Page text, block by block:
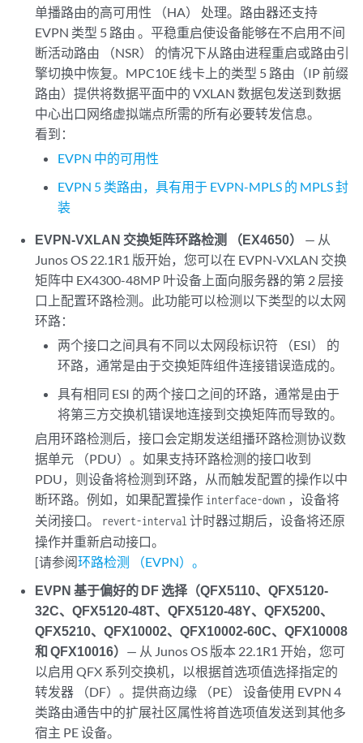
单播路由的高可用性 （HA） 处理。路由器还支持
EVPN 类型 5 路由 。平稳重启使设备能够在不启用不间
断活动路由 （NSR） 的情况下从路由进程重启或路由引
擎切换中恢复。MPC10E 线卡上的类型 5 路由（IP 前缀
路由）提供将数据平面中的 VXLAN 数据包发送到数据
中心出口网络虚拟端点所需的所有必要转发信息。
看到：
EVPN 中的可用性
EVPN 5 类路由，具有用于 EVPN-MPLS 的 MPLS 封
装
EVPN-VXLAN 交换矩阵环路检测 （EX4650）
— 从
Junos OS 22.1R1 版开始，您可以在 EVPN-VXLAN 交换
矩阵中 EX4300-48MP 叶设备上面向服务器的第 2 层接
口上配置环路检测。此功能可以检测以下类型的以太网
环路：
两个接口之间具有不同以太网段标识符 （ESI） 的
环路，通常是由于交换矩阵组件连接错误造成的。
具有相同 ESI 的两个接口之间的环路，通常是由于
将第三方交换机错误地连接到交换矩阵而导致的。
启用环路检测后，接口会定期发送组播环路检测协议数
据单元 （PDU）。如果支持环路检测的接口收到
PDU，则设备将检测到环路，从而触发配置的操作以中
断环路。例如，如果配置操作 interface-down ，设备将
关闭接口。 revert-interval 计时器过期后，设备将还原
操作并重新启动接口。
[请参阅环路检测 （EVPN）。
EVPN 基于偏好的 DF 选择（QFX5110、QFX5120-
32C、QFX5120-48T、QFX5120-48Y、QFX5200、
QFX5210、QFX10002、QFX10002-60C、QFX10008
和 QFX10016） — 从 Junos OS 版本 22.1R1 开始，您可
以启用 QFX 系列交换机，以根据首选项值选择指定的
转发器 （DF）。提供商边缘 （PE） 设备使用 EVPN 4
类路由通告中的扩展社区属性将首选项值发送到其他多
宿主 PE 设备。